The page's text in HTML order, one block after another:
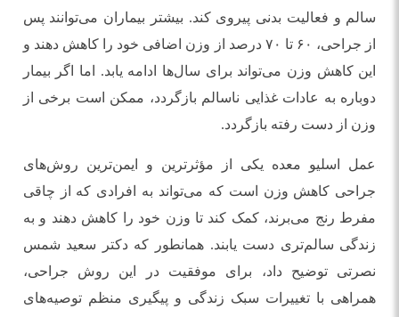
سالم و فعالیت بدنی پیروی کند. بیشتر بیماران می‌توانند پس
از جراحی، ۶۰ تا ۷۰ درصد از وزن اضافی خود را کاهش دهند و
این کاهش وزن می‌تواند برای سال‌ها ادامه یابد. اما اگر بیمار
دوباره به عادات غذایی ناسالم بازگردد، ممکن است برخی از
وزن از دست رفته بازگردد.
عمل اسلیو معده یکی از مؤثرترین و ایمن‌ترین روش‌های
جراحی کاهش وزن است که می‌تواند به افرادی که از چاقی
مفرط رنج می‌برند، کمک کند تا وزن خود را کاهش دهند و به
زندگی سالم‌تری دست یابند. همانطور که دکتر سعید شمس
نصرتی توضیح داد، برای موفقیت در این روش جراحی،
همراهی با تغییرات سبک زندگی و پیگیری منظم توصیه‌های